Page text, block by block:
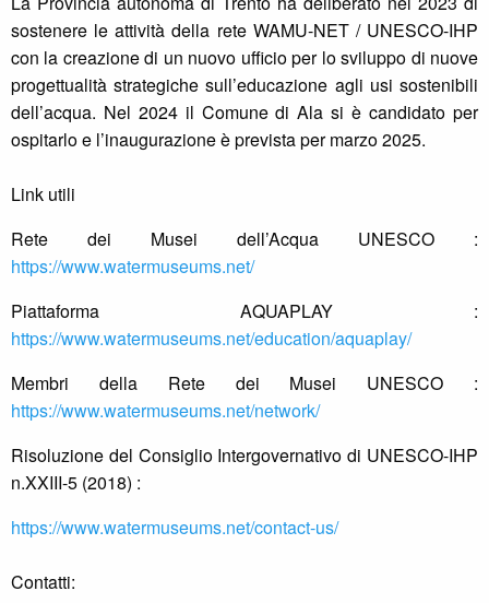
sostenere le attività della rete WAMU-NET / UNESCO-IHP
con la creazione di un nuovo ufficio per lo sviluppo di nuove
progettualità strategiche sull’educazione agli usi sostenibili
dell’acqua. Nel 2024 il Comune di Ala si è candidato per
ospitarlo e l’inaugurazione è prevista per marzo 2025.
Link utili
Rete dei Musei dell’Acqua UNESCO :
https://www.watermuseums.net/
Piattaforma AQUAPLAY :
https://www.watermuseums.net/education/aquaplay/
Membri della Rete dei Musei UNESCO :
https://www.watermuseums.net/network/
Risoluzione del Consiglio Intergovernativo di UNESCO-IHP
n.XXIII-5 (2018) :
https://www.watermuseums.net/contact-us/
Contatti: